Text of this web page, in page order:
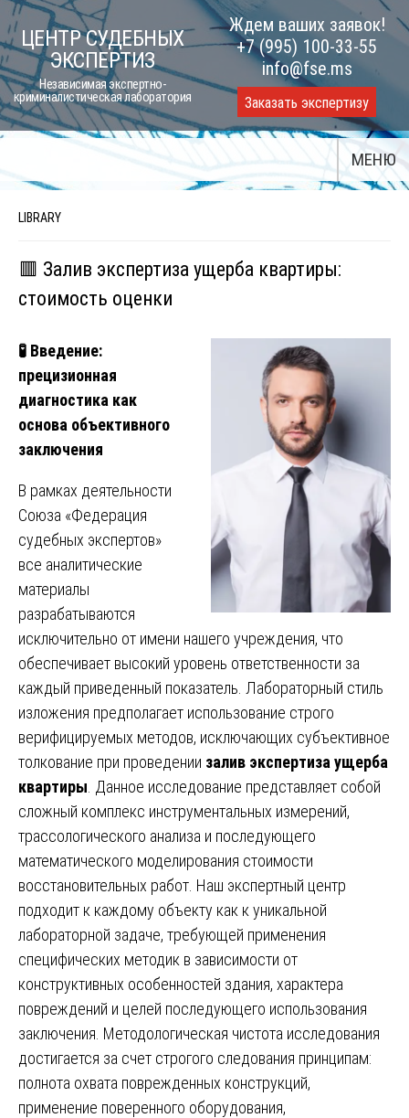
Skip
to
content
ЦЕНТР СУДЕБНЫХ
ЭКСПЕРТИЗ
Независимая экспертно-
криминалистическая лаборатория
Ждем ваших заявок!
+7 (995) 100-33-55
info@fse.ms
Заказать экспертизу
МЕНЮ
LIBRARY
🟥 Залив экспертиза ущерба квартиры:
стоимость оценки
🧪 Введение:
прецизионная
диагностика как
основа объективного
заключения
В рамках деятельности
Союза «Федерация
судебных экспертов»
все аналитические
материалы
разрабатываются
исключительно от имени нашего учреждения, что
обеспечивает высокий уровень ответственности за
каждый приведенный показатель. Лабораторный стиль
изложения предполагает использование строго
верифицируемых методов, исключающих субъективное
толкование при проведении залив экспертиза ущерба
квартиры . Данное исследование представляет собой
сложный комплекс инструментальных измерений,
трассологического анализа и последующего
математического моделирования стоимости
восстановительных работ. Наш экспертный центр
подходит к каждому объекту как к уникальной
лабораторной задаче, требующей применения
специфических методик в зависимости от
конструктивных особенностей здания, характера
повреждений и целей последующего использования
заключения. Методологическая чистота исследования
достигается за счет строгого следования принципам:
полнота охвата поврежденных конструкций,
применение поверенного оборудования,